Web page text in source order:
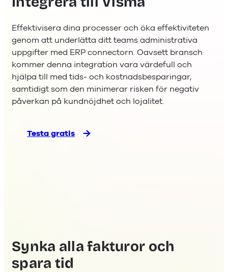
Effektivisera dina processer och öka effektiviteten
genom att underlätta ditt teams administrativa
uppgifter med ERP connectorn. Oavsett bransch
kommer denna integration vara värdefull och
hjälpa till med tids- och kostnadsbesparingar,
samtidigt som den minimerar risken för negativ
påverkan på kundnöjdhet och lojalitet.
Testa gratis
Synka alla fakturor och
spara tid